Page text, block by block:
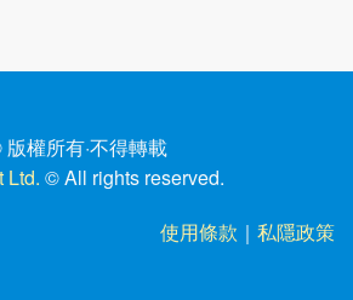
權所有·不得轉載
Ltd. © All rights reserved.
使用條款 ｜ 私隱政策